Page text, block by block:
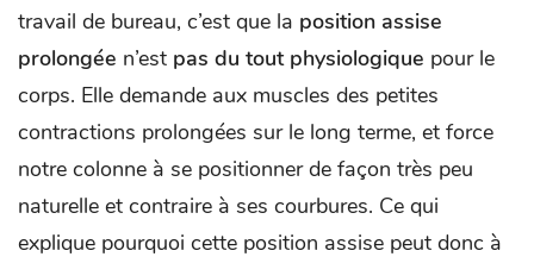
travail de bureau, c’est que la position assise
prolongée n’est pas du tout physiologique pour le
corps. Elle demande aux muscles des petites
contractions prolongées sur le long terme, et force
notre colonne à se positionner de façon très peu
naturelle et contraire à ses courbures. Ce qui
explique pourquoi cette position assise peut donc à